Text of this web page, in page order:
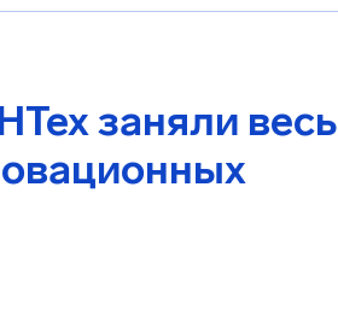
заняли весь